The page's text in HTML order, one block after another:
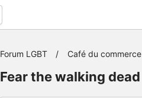
Forum LGBT Café du commerce
Fear the walking dead